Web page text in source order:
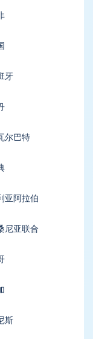
牙
尔巴特
亚阿拉伯
尼亚联合
斯